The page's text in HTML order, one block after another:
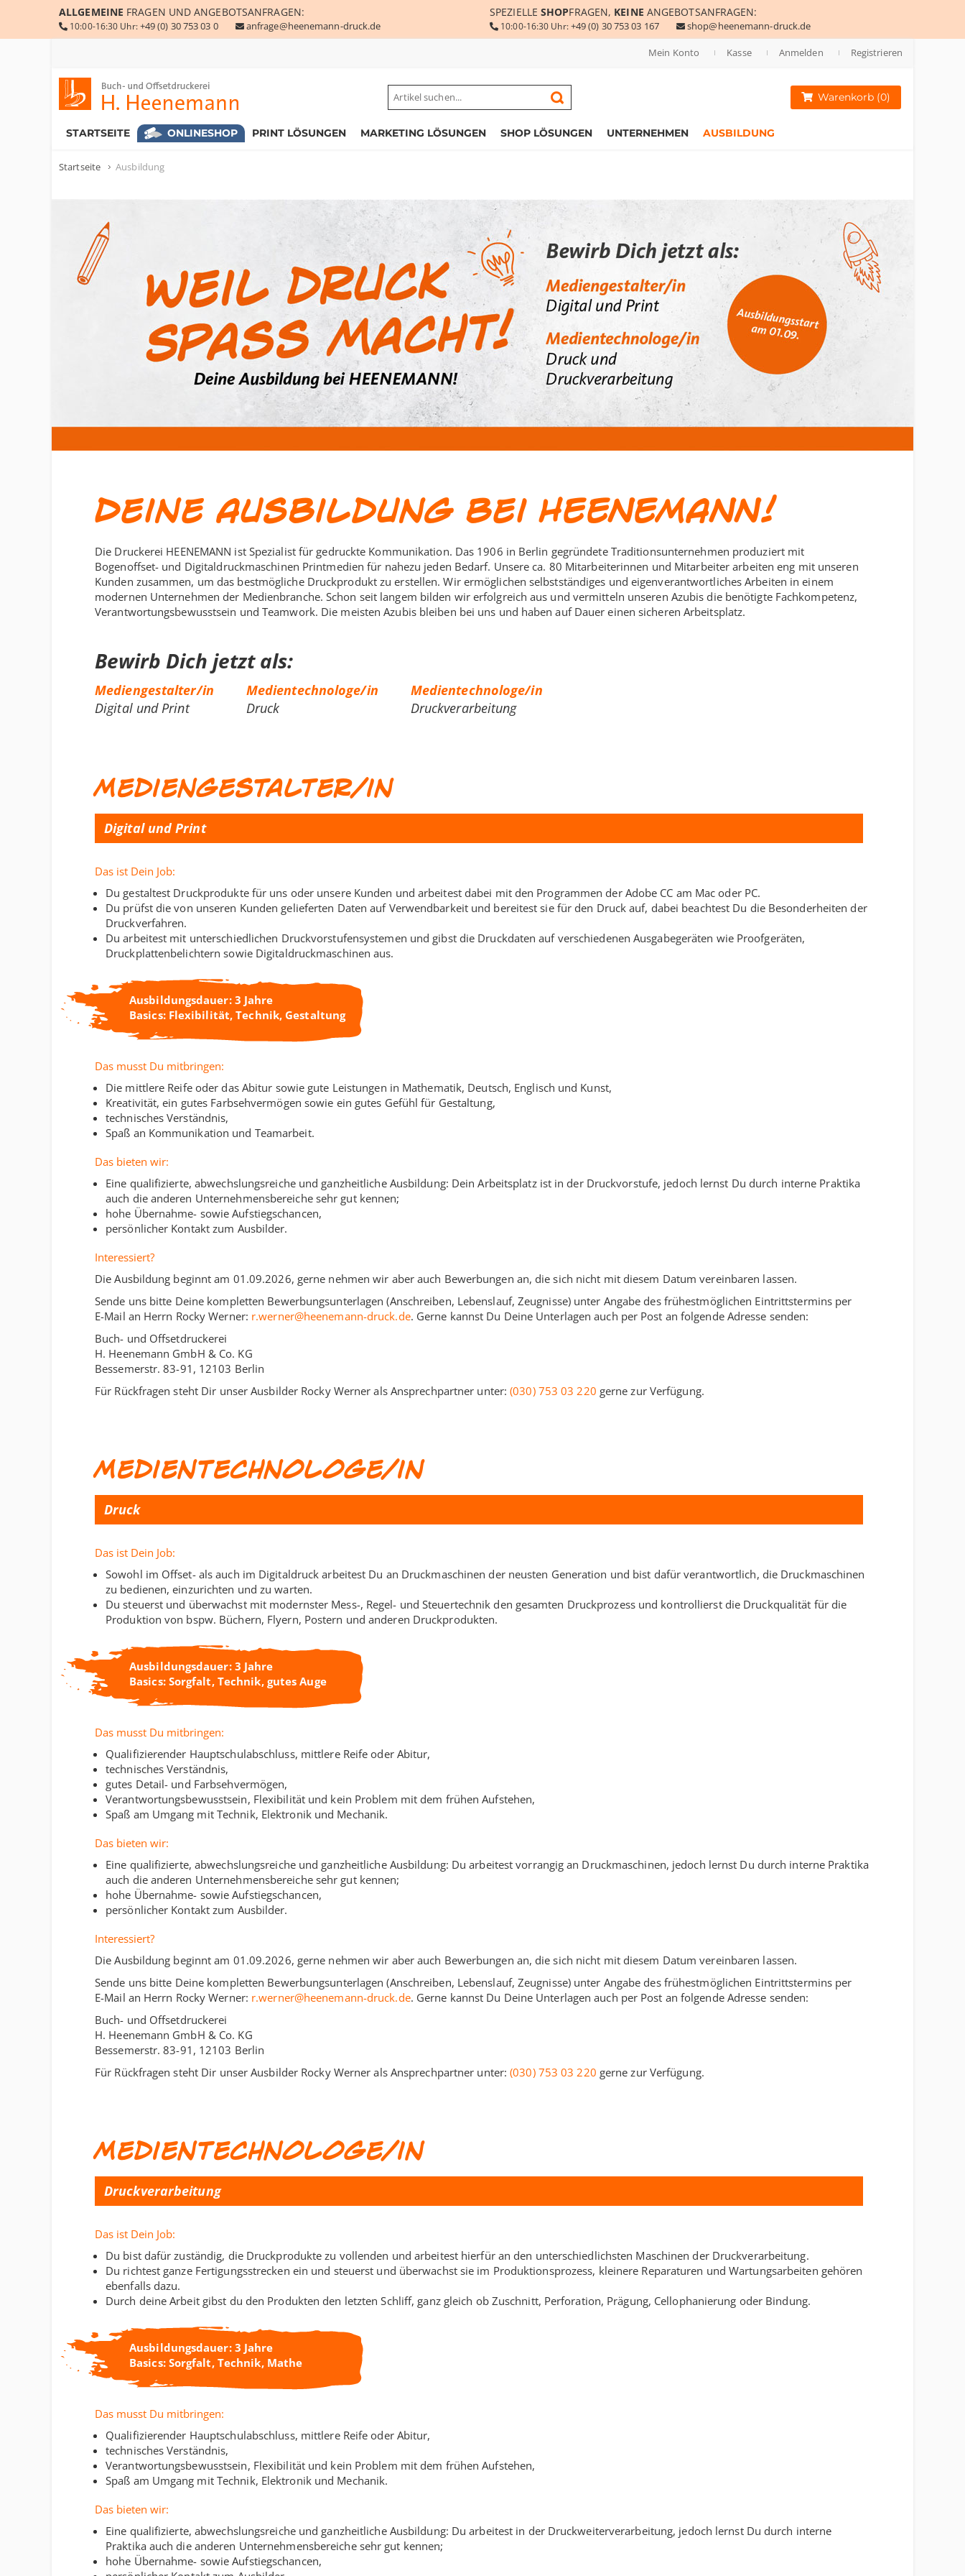
ALLGEMEINE FRAGEN UND ANGEBOTSANFRAGEN:
10:00-16:30 Uhr:+49 (0) 30 753 03 0 anfrage@heenemann-druck.de
SPEZIELLE SHOPFRAGEN, KEINE ANGEBOTSANFRAGEN:
10:00-16:30 Uhr:+49 (0) 30 753 03 167 shop@heenemann-druck.de
Mein Konto Kasse Anmelden Registrieren
Warenkorb (0)
STARTSEITE ONLINESHOP PRINT LÖSUNGEN MARKETING LÖSUNGEN SHOP LÖSUNGEN UNTERNEHMEN AUSBILDUNG
Startseite Ausbildung
Deine Ausbildung bei HEENEMANN!
Die Druckerei HEENEMANN ist Spezialist für gedruckte Kommunikation. Das 1906 in Berlin gegründete Traditionsunternehmen produziert mit
Bogenoffset- und Digitaldruckmaschinen Printmedien für nahezu jeden Bedarf. Unsere ca. 80 Mitarbeiterinnen und Mitarbeiter arbeiten eng mit unseren
Kunden zusammen, um das bestmögliche Druckprodukt zu erstellen. Wir ermöglichen selbstständiges und eigenverantwortliches Arbeiten in einem
modernen Unternehmen der Medienbranche. Schon seit langem bilden wir erfolgreich aus und vermitteln unseren Azubis die benötigte Fachkompetenz,
Verantwortungsbewusstsein und Teamwork. Die meisten Azubis bleiben bei uns und haben auf Dauer einen sicheren Arbeitsplatz.
Bewirb Dich jetzt als:
Mediengestalter/in
Digital und Print
Medientechnologe/in
Druck
Medientechnologe/in
Druckverarbeitung
Mediengestalter/in
Digital und Print
Das ist Dein Job:
Du gestaltest Druckprodukte für uns oder unsere Kunden und arbeitest dabei mit den Programmen der Adobe CC am Mac oder PC.
Du prüfst die von unseren Kunden gelieferten Daten auf Verwendbarkeit und bereitest sie für den Druck auf, dabei beachtest Du die Besonderheiten der
Druckverfahren.
Du arbeitest mit unterschiedlichen Druckvorstufensystemen und gibst die Druckdaten auf verschiedenen Ausgabegeräten wie Proofgeräten,
Druckplattenbelichtern sowie Digitaldruckmaschinen aus.
Ausbildungsdauer: 3 Jahre
Basics: Flexibilität, Technik, Gestaltung
Das musst Du mitbringen:
Die mittlere Reife oder das Abitur sowie gute Leistungen in Mathematik, Deutsch, Englisch und Kunst,
Kreativität, ein gutes Farbsehvermögen sowie ein gutes Gefühl für Gestaltung,
technisches Verständnis,
Spaß an Kommunikation und Teamarbeit.
Das bieten wir:
Eine qualifizierte, abwechslungsreiche und ganzheitliche Ausbildung: Dein Arbeitsplatz ist in der Druckvorstufe, jedoch lernst Du durch interne Praktika
auch die anderen Unternehmensbereiche sehr gut kennen;
hohe Übernahme- sowie Aufstiegschancen,
persönlicher Kontakt zum Ausbilder.
Interessiert?
Die Ausbildung beginnt am 01.09.2026, gerne nehmen wir aber auch Bewerbungen an, die sich nicht mit diesem Datum vereinbaren lassen.
Sende uns bitte Deine kompletten Bewerbungsunterlagen (Anschreiben, Lebenslauf, Zeugnisse) unter Angabe des frühestmöglichen Eintrittstermins per
E-Mail an Herrn Rocky Werner: r.werner@heenemann-druck.de. Gerne kannst Du Deine Unterlagen auch per Post an folgende Adresse senden:
Buch- und Offsetdruckerei
H. Heenemann GmbH & Co. KG
Bessemerstr. 83-91, 12103 Berlin
Für Rückfragen steht Dir unser Ausbilder Rocky Werner als Ansprechpartner unter:(030) 753 03 220 gerne zur Verfügung.
Medientechnologe/in
Druck
Das ist Dein Job:
Sowohl im Offset- als auch im Digitaldruck arbeitest Du an Druckmaschinen der neusten Generation und bist dafür verantwortlich, die Druckmaschinen
zu bedienen, einzurichten und zu warten.
Du steuerst und überwachst mit modernster Mess-, Regel- und Steuertechnik den gesamten Druckprozess und kontrollierst die Druckqualität für die
Produktion von bspw. Büchern, Flyern, Postern und anderen Druckprodukten.
Ausbildungsdauer: 3 Jahre
Basics: Sorgfalt, Technik, gutes Auge
Das musst Du mitbringen:
Qualifizierender Hauptschulabschluss, mittlere Reife oder Abitur,
technisches Verständnis,
gutes Detail- und Farbsehvermögen,
Verantwortungsbewusstsein, Flexibilität und kein Problem mit dem frühen Aufstehen,
Spaß am Umgang mit Technik, Elektronik und Mechanik.
Das bieten wir:
Eine qualifizierte, abwechslungsreiche und ganzheitliche Ausbildung: Du arbeitest vorrangig an Druckmaschinen, jedoch lernst Du durch interne Praktika
auch die anderen Unternehmensbereiche sehr gut kennen;
hohe Übernahme- sowie Aufstiegschancen,
persönlicher Kontakt zum Ausbilder.
Interessiert?
Die Ausbildung beginnt am 01.09.2026, gerne nehmen wir aber auch Bewerbungen an, die sich nicht mit diesem Datum vereinbaren lassen.
Sende uns bitte Deine kompletten Bewerbungsunterlagen (Anschreiben, Lebenslauf, Zeugnisse) unter Angabe des frühestmöglichen Eintrittstermins per
E-Mail an Herrn Rocky Werner: r.werner@heenemann-druck.de. Gerne kannst Du Deine Unterlagen auch per Post an folgende Adresse senden:
Buch- und Offsetdruckerei
H. Heenemann GmbH & Co. KG
Bessemerstr. 83-91, 12103 Berlin
Für Rückfragen steht Dir unser Ausbilder Rocky Werner als Ansprechpartner unter:(030) 753 03 220 gerne zur Verfügung.
Medientechnologe/in
Druckverarbeitung
Das ist Dein Job:
Du bist dafür zuständig, die Druckprodukte zu vollenden und arbeitest hierfür an den unterschiedlichsten Maschinen der Druckverarbeitung.
Du richtest ganze Fertigungsstrecken ein und steuerst und überwachst sie im Produktionsprozess, kleinere Reparaturen und Wartungsarbeiten gehören
ebenfalls dazu.
Durch deine Arbeit gibst du den Produkten den letzten Schliff, ganz gleich ob Zuschnitt, Perforation, Prägung, Cellophanierung oder Bindung.
Ausbildungsdauer: 3 Jahre
Basics: Sorgfalt, Technik, Mathe
Das musst Du mitbringen:
Qualifizierender Hauptschulabschluss, mittlere Reife oder Abitur,
technisches Verständnis,
Verantwortungsbewusstsein, Flexibilität und kein Problem mit dem frühen Aufstehen,
Spaß am Umgang mit Technik, Elektronik und Mechanik.
Das bieten wir:
Eine qualifizierte, abwechslungsreiche und ganzheitliche Ausbildung: Du arbeitest in der Druckweiterverarbeitung, jedoch lernst Du durch interne
Praktika auch die anderen Unternehmensbereiche sehr gut kennen;
hohe Übernahme- sowie Aufstiegschancen,